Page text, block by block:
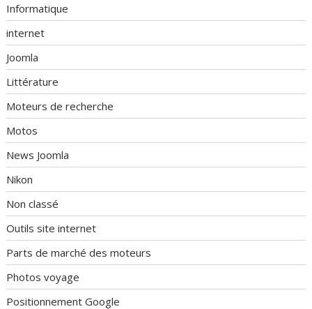
Informatique
internet
Joomla
Littérature
Moteurs de recherche
Motos
News Joomla
Nikon
Non classé
Outils site internet
Parts de marché des moteurs
Photos voyage
Positionnement Google